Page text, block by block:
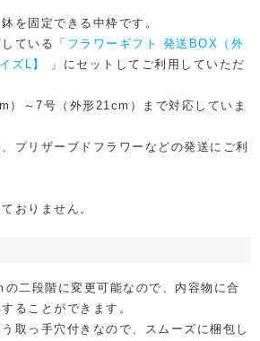
を固定できる中枠です。
ている「 フラワーギフト 発送BOX（外
ズL】
」にセットしてご利用していただ
）～7号（外形21cm）まで対応していま
プリザーブドフラワーなどの発送にご利
おりません。
二段階に変更可能なので、内容物に合
ることができます。
取っ手穴付きなので、スムーズに梱包し